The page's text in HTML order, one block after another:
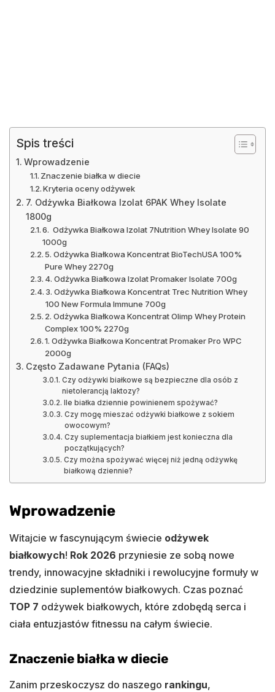
Spis treści
Wprowadzenie
Znaczenie białka w diecie
Kryteria oceny odżywek
7. Odżywka Białkowa Izolat 6PAK Whey Isolate
1800g
6. Odżywka Białkowa Izolat 7Nutrition Whey Isolate 90
1000g
5. Odżywka Białkowa Koncentrat BioTechUSA 100%
Pure Whey 2270g
4. Odżywka Białkowa Izolat Promaker Isolate 700g
3. Odżywka Białkowa Koncentrat Trec Nutrition Whey
100 New Formula Immune 700g
2. Odżywka Białkowa Koncentrat Olimp Whey Protein
Complex 100% 2270g
1. Odżywka Białkowa Koncentrat Promaker Pro WPC
2000g
Często Zadawane Pytania (FAQs)
Czy odżywki białkowe są bezpieczne dla osób z
nietolerancją laktozy?
Ile białka dziennie powinienem spożywać?
Czy mogę mieszać odżywki białkowe z sokiem
owocowym?
Czy suplementacja białkiem jest konieczna dla
początkujących?
Czy można spożywać więcej niż jedną odżywkę
białkową dziennie?
Wprowadzenie
Witajcie w fascynującym świecie odżywek
białkowych! Rok 2026 przyniesie ze sobą nowe
trendy, innowacyjne składniki i rewolucyjne formuły w
dziedzinie suplementów białkowych. Czas poznać
TOP 7 odżywek białkowych, które zdobędą serca i
ciała entuzjastów fitnessu na całym świecie.
Znaczenie białka w diecie
Zanim przeskoczysz do naszego rankingu,